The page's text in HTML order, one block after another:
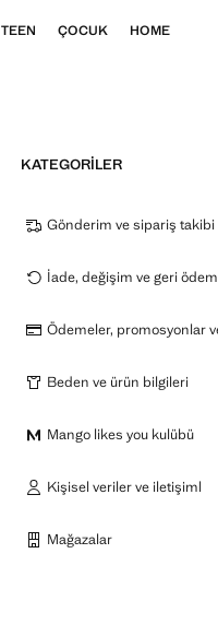
TEEN ÇOCUK HOME
KATEGORILER
Gönderim ve sipariş takibi
İade, değişim ve geri
Ödemeler, promosyonlar
Beden ve ürün bilgileri
Mango likes you kulübü
Kişisel veriler ve iletişiml
Mağazalar